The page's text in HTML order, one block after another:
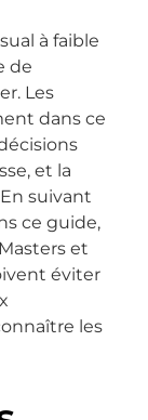
à faible
de
Les
dans ce
et la
suivant
ce guide,
et
éviter
les